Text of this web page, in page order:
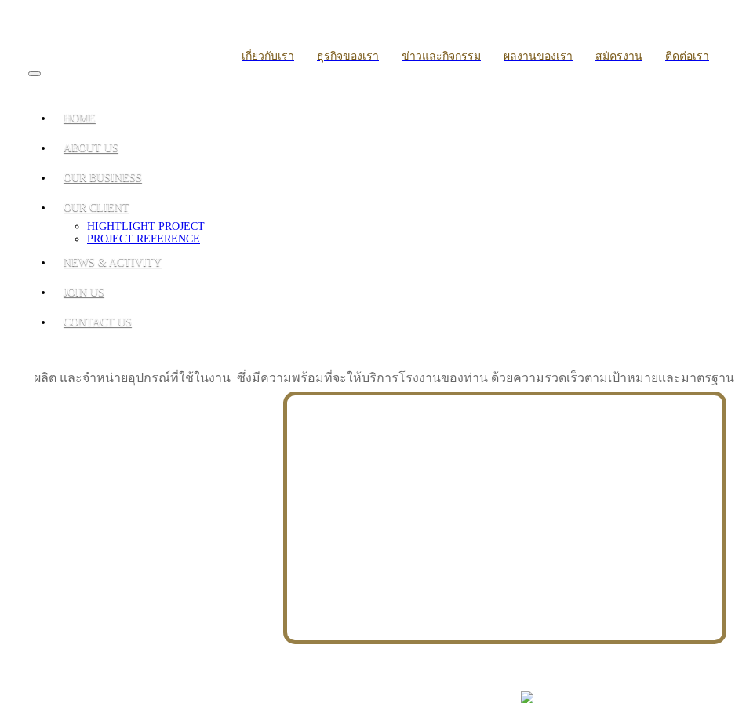
เกี่ยวกับเรา ธุรกิจของเรา ข่าวและกิจกรรม ผลงานของเรา สมัครงาน ติดต่อเรา |
HOME
ABOUT US
OUR BUSINESS
OUR CLIENT
HIGHTLIGHT PROJECT
PROJECT REFERENCE
NEWS & ACTIVITY
JOIN US
CONTACT US
ผลิต และจำหน่ายอุปกรณ์ที่ใช้ในงาน ซึ่งมีความพร้อมที่จะให้บริการโรงงานของท่าน ด้วยความรวดเร็วตามเป้าหมายและมาตรฐาน